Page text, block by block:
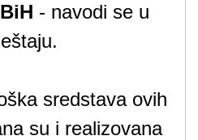
H - navodi se u
sredstava ovih
su i realizovana